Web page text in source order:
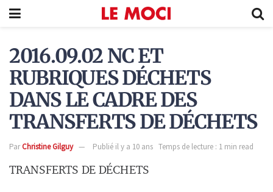
2016.09.02 NC ET
RUBRIQUES DÉCHETS
DANS LE CADRE DES
TRANSFERTS DE DÉCHETS
ParChristine Gilguy Publié il y a 10 ans Temps de lecture : 1 min read
TRANSFERTS DE DÉCHETS